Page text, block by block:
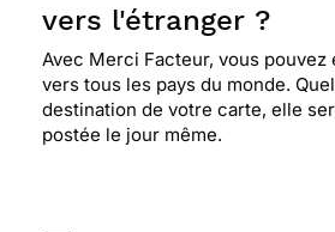
vers l'étranger ?
Avec Merci Facteur, vous
vers tous les pays du monde.
destination de votre carte, elle
postée le jour même.